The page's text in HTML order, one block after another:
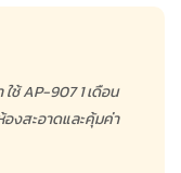
ช้ AP-907 1 เดือน
งสะอาดและคุ้มค่า